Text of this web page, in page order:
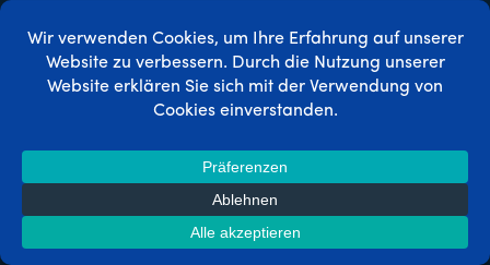
ActiveCampaign (Tags
Version)
Divi
Elementor MemberPress-Kurse
MemberPress Geschenke MonsterInsights
Alle Add-Ons anzeigen ->